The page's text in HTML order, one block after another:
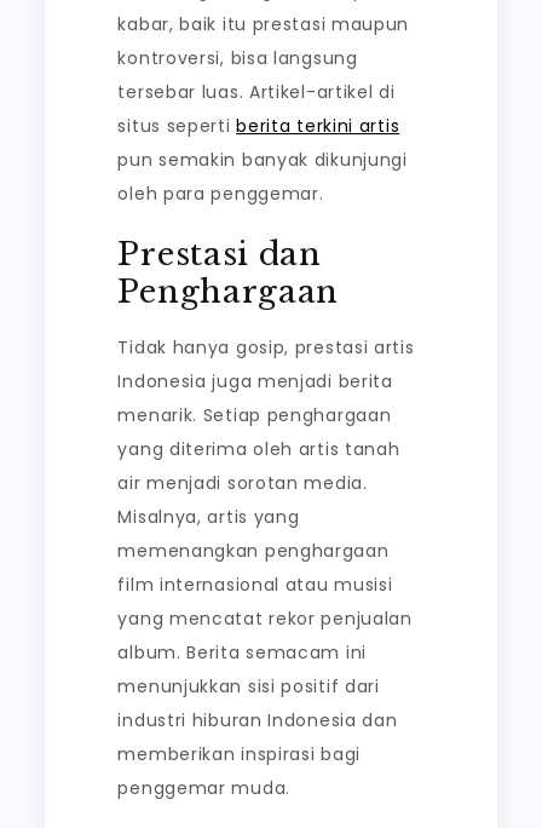
kabar, baik itu prestasi maupun
kontroversi, bisa langsung
tersebar luas. Artikel-artikel di
situs sepertiberita terkini artis
pun semakin banyak dikunjungi
oleh para penggemar.
Prestasi dan
Penghargaan
Tidak hanya gosip, prestasi artis
Indonesia juga menjadi berita
menarik. Setiap penghargaan
yang diterima oleh artis tanah
air menjadi sorotan media.
Misalnya, artis yang
memenangkan penghargaan
film internasional atau musisi
yang mencatat rekor penjualan
album. Berita semacam ini
menunjukkan sisi positif dari
industri hiburan Indonesia dan
memberikan inspirasi bagi
penggemar muda.